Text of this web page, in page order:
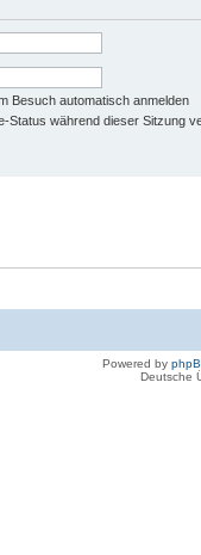
Besuch automatisch anmelden
Status während dieser Sitzung
Powered by
Deutsche